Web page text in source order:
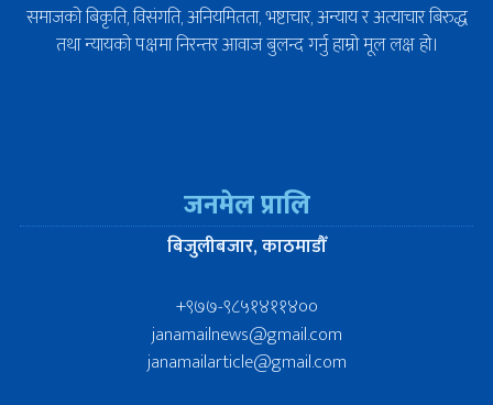
समाजको बिकृति, विसंगति, अनियमितता, भष्टाचार, अन्याय र अत्याचार बिरुद्ध
तथा न्यायको पक्षमा निरन्तर आवाज बुलन्द गर्नु हाम्रो मूल लक्ष हो।
जनमेल प्रालि
बिजुलीबजार, काठमाडौँ
+९७७-९८५१४११४००
janamailnews@gmail.com
janamailarticle@gmail.com